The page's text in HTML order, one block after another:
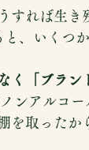
すれば生き
、いくつ
く「ブラン
ンアルコ
を取った